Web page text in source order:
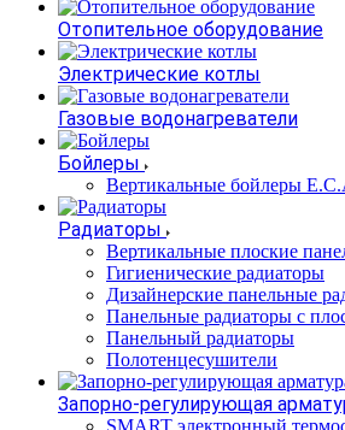
Отопительное оборудование
Электрические котлы
Газовые водонагреватели
Бойлеры
Вертикальные бойлеры
Радиаторы
Вертикальные плоские
Гигиенические радиаторы
Дизайнерские панельные
Панельные радиаторы с
Панельный радиаторы
Полотенцесушители
Запорно-регулирующая
SMART электронный